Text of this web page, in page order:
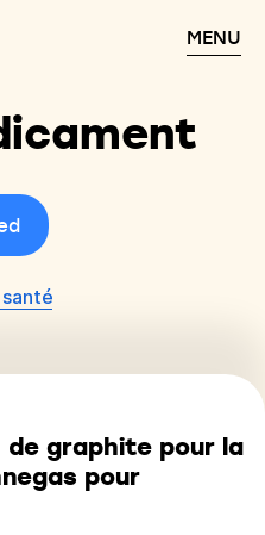
MENU
de graphite pour la
pour